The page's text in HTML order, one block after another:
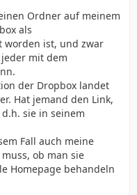
Ordner auf meinem
als
worden ist, und zwar
mit dem
der Dropbox landet
Hat jemand den Link,
sie in seinem
Fall auch meine
ob man sie
Homepage behandeln